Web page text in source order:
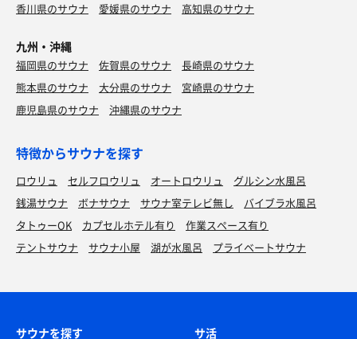
香川県のサウナ
愛媛県のサウナ 高知県のサウナ
九州・沖縄
福岡県のサウナ 佐賀県のサウナ
長崎県のサウナ
熊本県のサウナ
大分県のサウナ
宮崎県のサウナ
鹿児島県のサウナ
沖縄県のサウナ
特徴からサウナを探す
ロウリュ セルフロウリュ オートロウリュ
グルシン水風呂
銭湯サウナ
ボナサウナ サウナ室テレビ無し
バイブラ水風呂
タトゥーOK
カプセルホテル有り
作業スペース有り
テントサウナ
サウナ小屋 湖が水風呂 プライベートサウナ
サウナを探す サ活